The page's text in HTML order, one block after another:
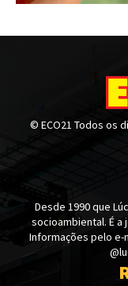
© ECO21 Todos os
Desde 1990 que
socioambiental. É
Informações pelo e-